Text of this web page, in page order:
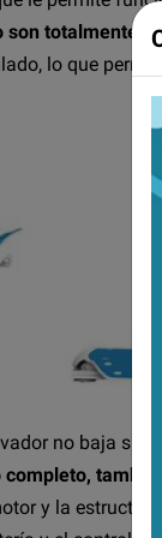
totalmente
lo que
no baja si
y la estructura,